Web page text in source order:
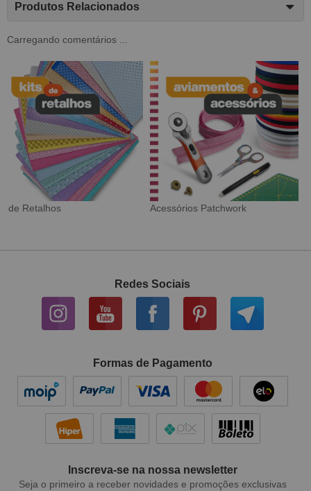
Produtos Relacionados
Carregando comentários ...
Tecido Digital Sarja Impermeável
Redes Sociais
Formas de Pagamento
Inscreva-se na nossa newsletter
Seja o primeiro a receber novidades e promoções exclusivas